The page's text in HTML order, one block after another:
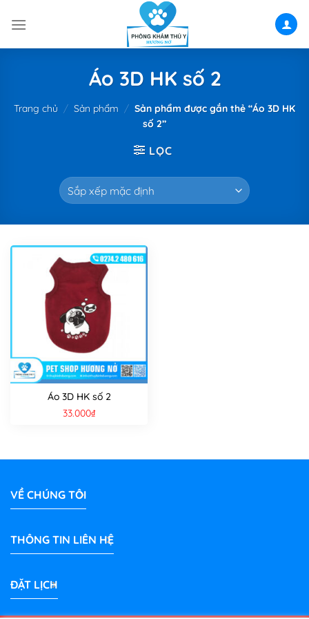
Áo 3D HK số 2
Trang chủ / Sản phẩm / Sản phẩm được gắn thẻ “Áo 3D HK
số 2”
LỌC
Áo 3D HK số 2
33.000₫
VỀ CHÚNG TÔI
THÔNG TIN LIÊN HỆ
ĐẶT LỊCH